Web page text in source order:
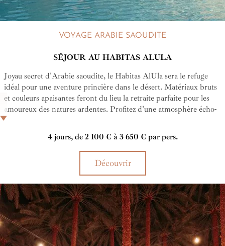
VOYAGE ARABIE SAOUDITE
SÉJOUR AU HABITAS ALULA
Joyau secret d'Arabie saoudite, le Habitas AlUla sera le refuge
idéal pour une aventure princière dans le désert. Matériaux bruts
et couleurs apaisantes feront du lieu la retraite parfaite pour les
amoureux des natures ardentes. Profitez d'une atmosphère écho-
chic en communion avec la culture bédouine, pour le plus grand
plaisir des sens à AlUla.
4 jours, de 2 100 € à 3 650 € par pers.
Découvrir